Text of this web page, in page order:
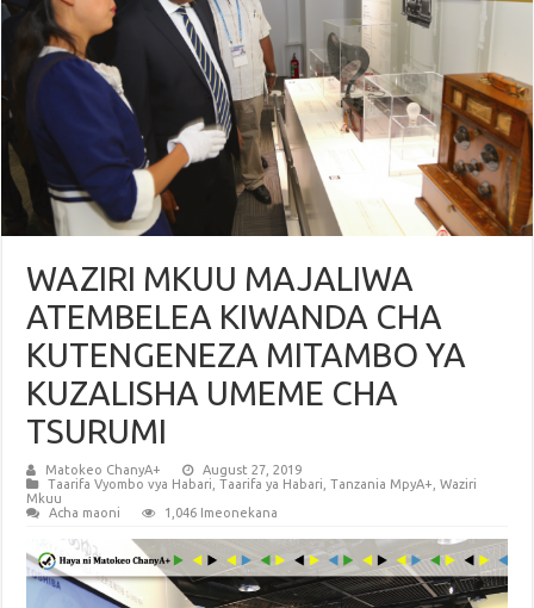
WAZIRI MKUU MAJALIWA
ATEMBELEA KIWANDA CHA
KUTENGENEZA MITAMBO YA
KUZALISHA UMEME CHA
TSURUMI
Matokeo ChanyA+
August 27, 2019
Taarifa Vyombo vya Habari ,Taarifa ya Habari ,Tanzania MpyA+ ,Waziri
Mkuu
Acha maoni
1,046 Imeonekana